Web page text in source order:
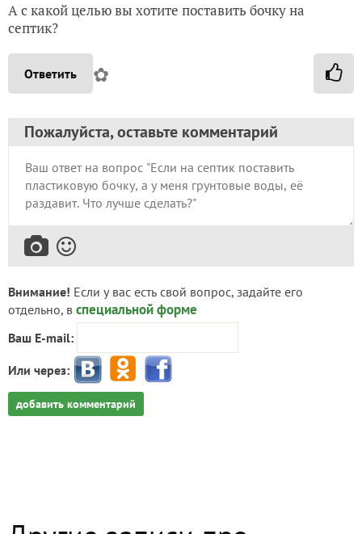
А с какой целью вы хотите поставить бочку на
септик?
Ответить ✿
Пожалуйста, оставьте комментарий
Внимание! Если у вас есть свой вопрос, задайте его
отдельно, в специальной форме
Ваш E-mail:
Или через:
добавить комментарий